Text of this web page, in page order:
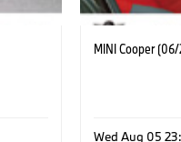
MINI Cooper
Wed Aug 05